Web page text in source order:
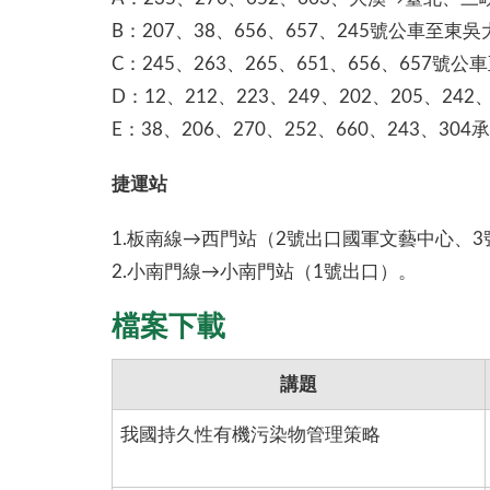
B：207、38、656、657、245號公車至東吳
C：245、263、265、651、656、657號公
D：12、212、223、249、202、205、242
E：38、206、270、252、660、243、304
捷運站
1.板南線→西門站（2號出口國軍文藝中心、
2.小南門線→小南門站（1號出口）。
檔案下載
講題
我國持久性有機污染物管理策略